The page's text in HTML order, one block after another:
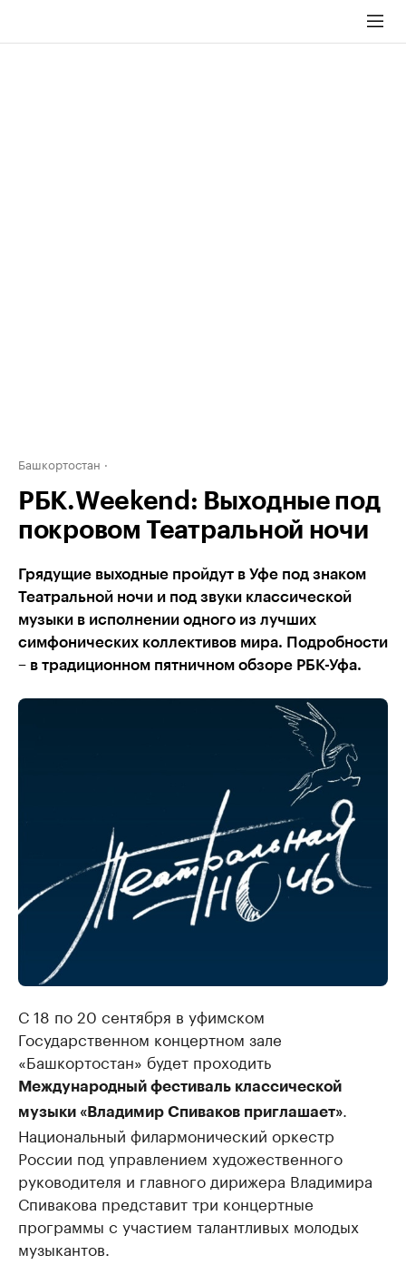
Башкортостан
РБК.Weekend: Выходные под
покровом Театральной ночи
Грядущие выходные пройдут в Уфе под знаком
Театральной ночи и под звуки классической
музыки в исполнении одного из лучших
симфонических коллективов мира. Подробности
– в традиционном пятничном обзоре РБК-Уфа.
С 18 по 20 сентября в уфимском
Государственном концертном зале
«Башкортостан» будет проходить
Международный фестиваль классической
музыки «Владимир Спиваков приглашает»
Национальный филармонический оркестр
России под управлением художественного
руководителя и главного дирижера Владимира
Спивакова представит три концертные
программы с участием талантливых молодых
музыкантов.